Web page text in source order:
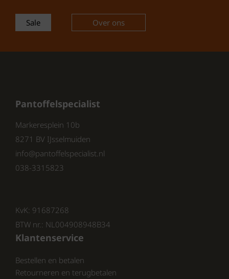
Zacht leren bovenwerk voor een
luxe uitstraling
voor snelle instap
past
de meeste voeten
✔ Perfect voor
Rohde 6336 is ideaal voor wandelen, reizen,
werk of casual zomerdagen.
Bestel jouw Rohde 6336 dames sandalen
zwart vandaag nog en ervaar het comfort van
Sale Over ons
Pantoffelspecialist
Markeresplein 10b
8271 BV IJsselmuiden
info@pantoffelspecialist.nl
038-3315823
KvK: 91687268
BTW nr.: NL004908948B34
Klantenservice
Bestellen en betalen
Retourneren en terugbetalen